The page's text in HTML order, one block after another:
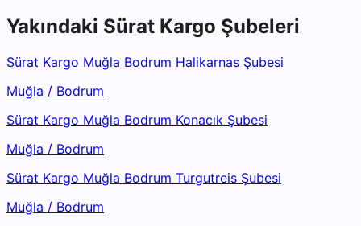
Yakındaki Sürat Kargo Şubeleri
Sürat Kargo Muğla Bodrum Halikarnas Şubesi
Muğla / Bodrum
Sürat Kargo Muğla Bodrum Konacık Şubesi
Muğla / Bodrum
Sürat Kargo Muğla Bodrum Turgutreis Şubesi
Muğla / Bodrum